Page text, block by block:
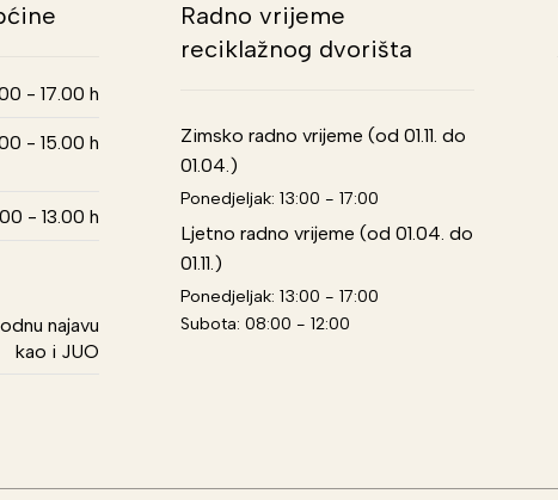
- 17.00 h
- 15.00 h
- 13.00 h
najavu
kao i JUO
Radno vrijeme
reciklažnog dvorišta
Zimsko radno vrijeme (od 01.11. do
01.04.)
Ponedjeljak: 13:00 - 17:00
Ljetno radno vrijeme (od 01.04. do
01.11.)
Ponedjeljak: 13:00 - 17:00
Subota: 08:00 - 12:00